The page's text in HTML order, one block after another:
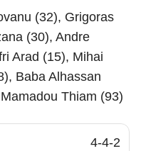
(32), Grigoras
(30), Andre
Arad (15), Mihai
Baba Alhassan
Thiam (93)
4-4-2